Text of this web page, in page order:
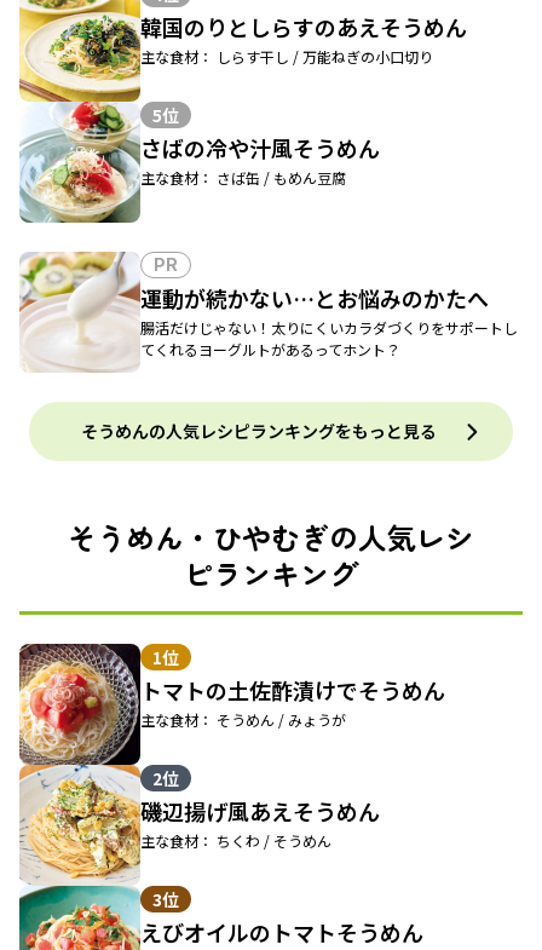
韓国のりとしらすのあえそうめん
主な食材： しらす干し / 万能ねぎの小口切り
5位
さばの冷や汁風そうめん
主な食材： さば缶 / もめん豆腐
PR
運動が続かない…とお悩みのかたへ
腸活だけじゃない！太りにくいカラダづくりをサポートし
てくれるヨーグルトがあるってホント？
そうめんの人気レシピランキングをもっと見る
そうめん・ひやむぎの人気レシ
ピランキング
1位
トマトの土佐酢漬けでそうめん
主な食材： そうめん / みょうが
2位
磯辺揚げ風あえそうめん
主な食材： ちくわ / そうめん
3位
えびオイルのトマトそうめん